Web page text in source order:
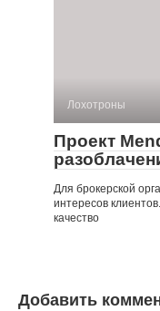
Лохотроны
Проект
Для брокерской
интересов
качество
Добавить